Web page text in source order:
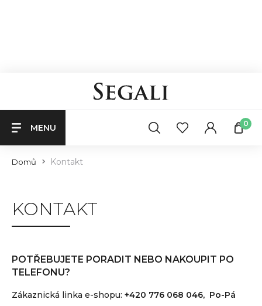
MENU 0
Domů Kontakt
KONTAKT
POTŘEBUJETE PORADIT NEBO NAKOUPIT PO
TELEFONU?
Zákaznická linka e-shopu: +420 776 068 046, Po-Pá